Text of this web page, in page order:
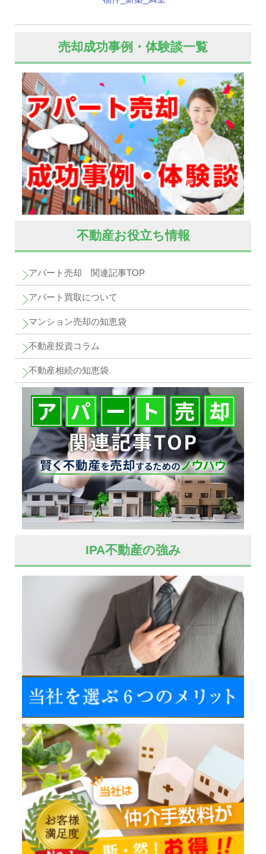
売却成功事例・体験談一覧
不動産お役立ち情報
アパート売却 関連記事TOP
アパート買取について
マンション売却の知恵袋
不動産投資コラム
不動産相続の知恵袋
IPA不動産の強み